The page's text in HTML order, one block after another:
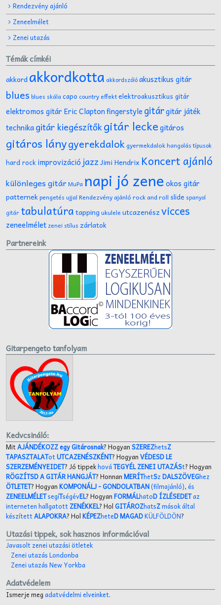
Rendezvény ajánló
Zeneelmélet
Zenei utazás
Témák címkéi
akkordakkordkotta akkordszólóakusztikus gitár
blues blues skálacapo country effektelektroakusztikus gitár
elektromos gitár Eric Claptonfingerstyle gitárgitár játék
technikagitár kiegészítőkgitár leckegitáros
gitáros lánygyerekdalokgyermekdalokhangolás típusok
hard rock improvizáció jazzJimi Hendrix Koncert ajánló
különleges gitár MuPa napi jó zene okos gitár
patternekpengetés ujjal Rendezvény ajánló rock and roll slide spanyol
gitár tabulatúratapping ukulele utcazenészvicces
zeneelmélet zenei stílus zárlatok
Partnereink
Gitarpengeto tanfolyam
Kedvcsináló:
MitAJÁNDÉKOZZ egy Gitárosnak? HogyanSZEREZhetsZ
TAPASZTALATotUTCAZENÉSZKÉNT? HogyanVÉDESD LE
SZERZEMÉNYEIDET? Jó tippekhováTEGYÉL ZENEI UTAZÁSt? Hogyan
RÖGZÍTSD A GITÁR HANGJÁT? HonnanMERÍThetSzDALSZÖVEGhez
ÖTLETET? HogyanKOMPONÁLJ- GONDOLATBAN(filmajánló),és
ZENEELMÉLETsegíTségévEL? HogyanFORMÁLhatoD ÍZLÉSEDETaz
interneten hallgatott ZENÉKKEL? HolGITÁROZhatsZmások által
készítettALAPOKRA? HolKÉPEZheteD MAGADKÜLFÖLDÖN?
Utazási tippek, sok hasznos információval
Javasolt zenei utazási ötletek
Zenei utazás Londonba
Zenei utazás New Yorkba
Adatvédelem
Ismerje megadatvédelmi elveinket.